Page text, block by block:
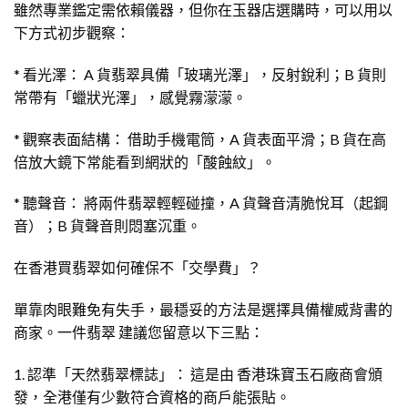
雖然專業鑑定需依賴儀器，但你在玉器店選購時，可以用以
下方式初步觀察：
* 看光澤： A 貨翡翠具備「玻璃光澤」，反射銳利；B 貨則
常帶有「蠟狀光澤」，感覺霧濛濛。
* 觀察表面結構： 借助手機電筒，A 貨表面平滑；B 貨在高
倍放大鏡下常能看到網狀的「酸蝕紋」。
* 聽聲音： 將兩件翡翠輕輕碰撞，A 貨聲音清脆悅耳（起鋼
音）；B 貨聲音則悶塞沉重。
在香港買翡翠如何確保不「交學費」？
單靠肉眼難免有失手，最穩妥的方法是選擇具備權威背書的
商家。一件翡翠 建議您留意以下三點：
1. 認準「天然翡翠標誌」： 這是由 香港珠寶玉石廠商會頒
發，全港僅有少數符合資格的商戶能張貼。